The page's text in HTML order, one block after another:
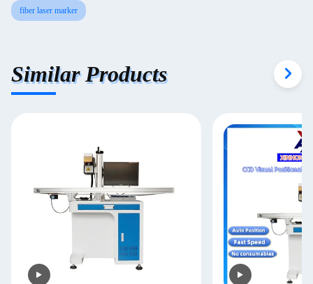
fiber laser marker
Similar Products